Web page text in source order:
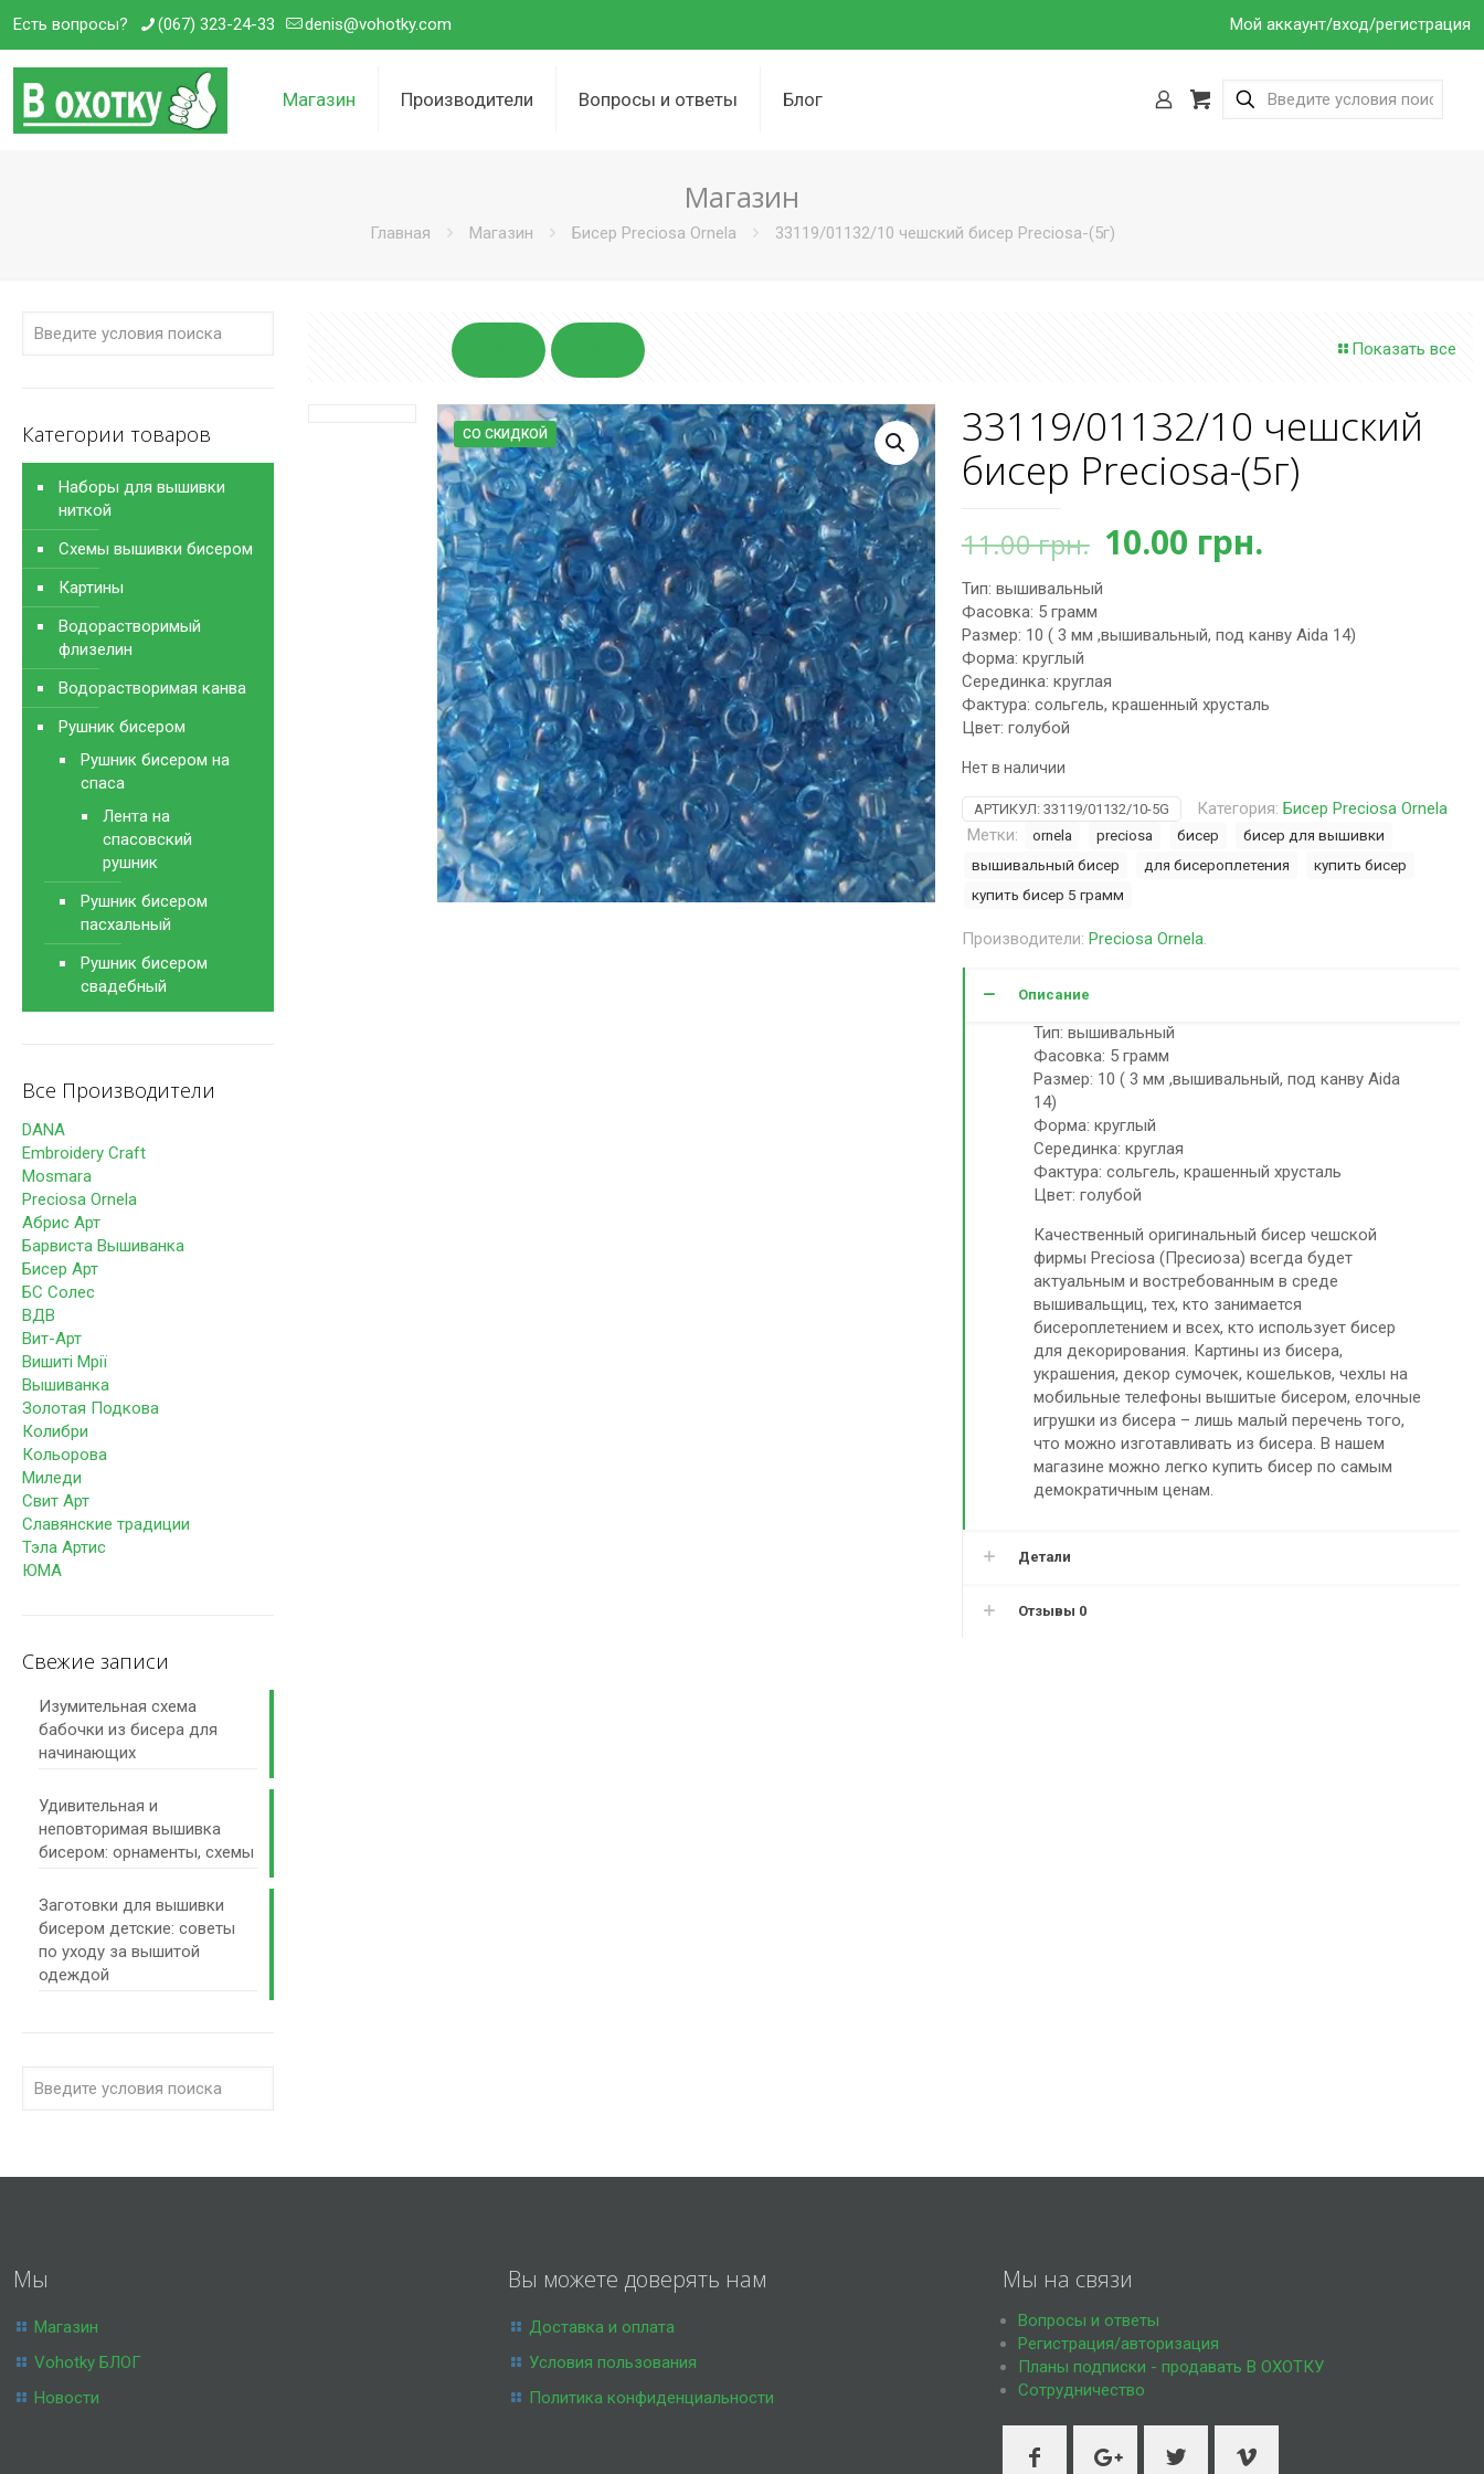
Есть вопросы? (067) 323-24-33 denis@vohotky.com Мой аккаунт/вход/регистрация
Магазин Производители Вопросы и ответы Блог
Магазин
Главная Магазин Бисер Preciosa Ornela 33119/01132/10 чешский бисер Preciosa-(5г)
Показать все
СО СКИДКОЙ
33119/01132/10 чешский
бисер Preciosa-(5г)
11.00грн. Первоначальная
11.00 грн..
10.00 грн.Текущая
Тип: вышивальный
Фасовка: 5 грамм
Размер: 10 ( 3 мм ,вышивальный, под канву Aida 14)
Форма: круглый
Серединка: круглая
Фактура: сольгель, крашенный хрусталь
Цвет: голубой
Нет в наличии
АРТИКУЛ: 33119/01132/10-5G Категория: Бисер Preciosa Ornela
Метки:
ornela preciosa бисер
бисер для вышивки
вышивальный бисер
для бисероплетения
купить бисер
купить бисер 5 грамм
Производители: Preciosa Ornela.
Описание
Тип: вышивальный
Фасовка: 5 грамм
Размер: 10 ( 3 мм ,вышивальный, под канву Aida
14)
Форма: круглый
Серединка: круглая
Фактура: сольгель, крашенный хрусталь
Цвет: голубой
Качественный оригинальный бисер чешской
фирмы Preciosa (Пресиоза) всегда будет
актуальным и востребованным в среде
вышивальщиц, тех, кто занимается
бисероплетением и всех, кто использует бисер
для декорирования. Картины из бисера,
украшения, декор сумочек, кошельков, чехлы на
мобильные телефоны вышитые бисером, елочные
игрушки из бисера – лишь малый перечень того,
что можно изготавливать из бисера. В нашем
магазине можно легко купить бисер по самым
демократичным ценам.
Детали
Отзывы 0
Категории товаров
Наборы для вышивки
ниткой
Схемы вышивки бисером
Картины
Водорастворимый
флизелин
Водорастворимая канва
Рушник бисером
Рушник бисером на
спаса
Лента на
спасовский
рушник
Рушник бисером
пасхальный
Рушник бисером
свадебный
Все Производители
DANA
Embroidery Craft
Mosmara
Preciosa Ornela
Абрис Арт
Барвиста Вышиванка
Бисер Арт
БС Солес
ВДВ
Вит-Арт
Вишиті Мрії
Вышиванка
Золотая Подкова
Колибри
Кольорова
Миледи
Свит Арт
Славянские традиции
Тэла Артис
ЮМА
Свежие записи
Изумительная схема
бабочки из бисера для
начинающих
Удивительная и
неповторимая вышивка
бисером: орнаменты, схемы
Заготовки для вышивки
бисером детские: советы
по уходу за вышитой
одеждой
Мы
Магазин
Vohotky БЛОГ
Новости
Вы можете доверять нам
Доставка и оплата
Условия пользования
Политика конфиденциальности
Мы на связи
Вопросы и ответы
Регистрация/авторизация
Планы подписки - продавать В ОХОТКУ
Сотрудничество